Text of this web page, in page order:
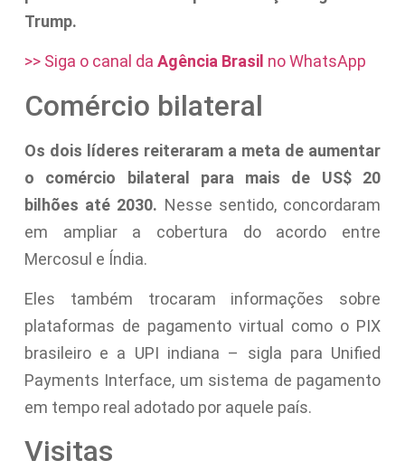
Trump.
>> Siga o canal da Agência Brasil no WhatsApp
Comércio bilateral
Os dois líderes reiteraram a meta de aumentar
o comércio bilateral para mais de US$ 20
bilhões até 2030. Nesse sentido, concordaram
em ampliar a cobertura do acordo entre
Mercosul e Índia.
Eles também trocaram informações sobre
plataformas de pagamento virtual como o PIX
brasileiro e a UPI indiana – sigla para Unified
Payments Interface, um sistema de pagamento
em tempo real adotado por aquele país.
Visitas